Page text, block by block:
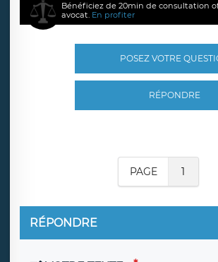
Bénéficiez de 20min de consultation
avocat. En profiter
POSEZ VOTRE
RÉPONDRE
PAGE 1
RÉPONDRE